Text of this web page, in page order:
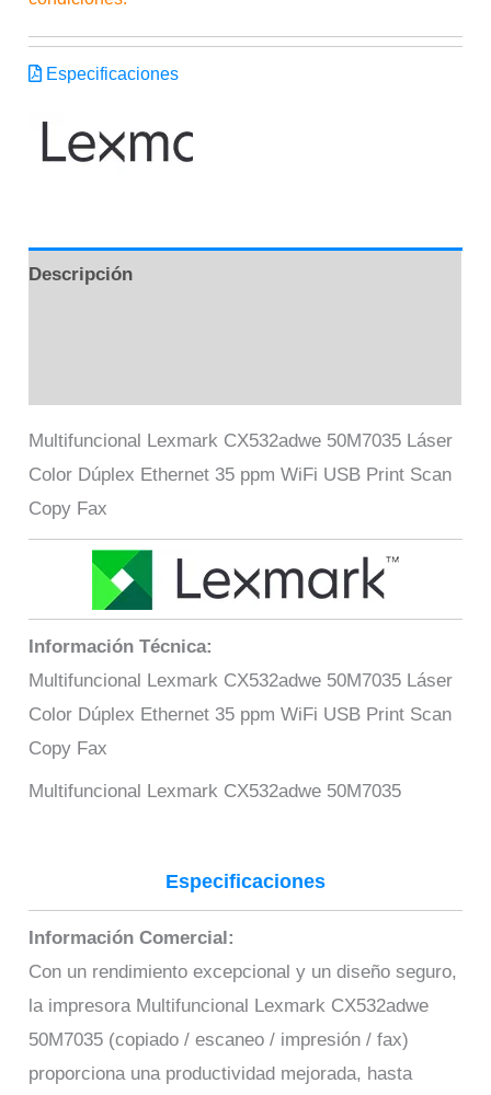
Especificaciones
Descripción
Multifuncional Lexmark CX532adwe 50M7035 Láser
Color Dúplex Ethernet 35 ppm WiFi USB Print Scan
Copy Fax
Información Técnica:
Multifuncional Lexmark CX532adwe 50M7035 Láser
Color Dúplex Ethernet 35 ppm WiFi USB Print Scan
Copy Fax
Multifuncional Lexmark CX532adwe 50M7035
Especificaciones
Información Comercial:
Con un rendimiento excepcional y un diseño seguro,
la impresora Multifuncional Lexmark CX532adwe
50M7035 (copiado / escaneo / impresión / fax)
proporciona una productividad mejorada, hasta